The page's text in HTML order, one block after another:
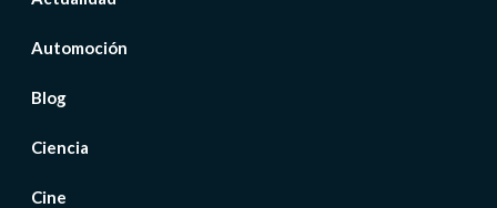
Automoción
Blog
Ciencia
Cine